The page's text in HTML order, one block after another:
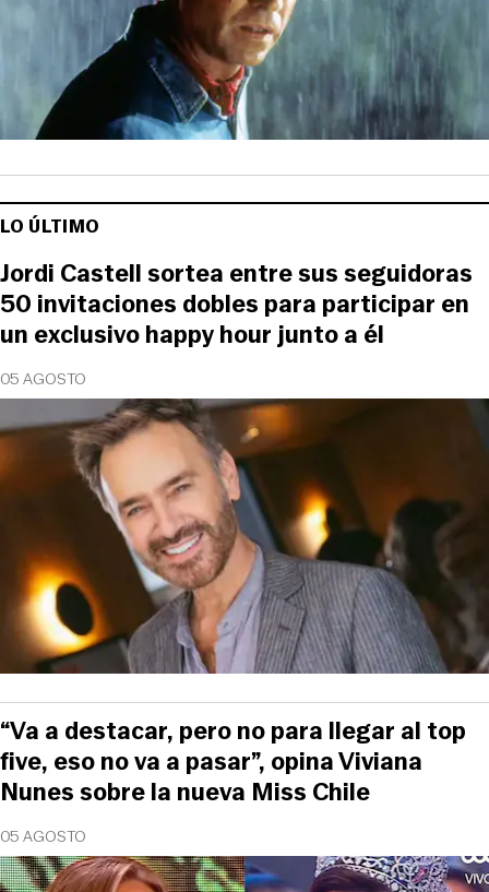
LO ÚLTIMO
05 AGOSTO
Jordi Castell sortea entre sus seguidoras
50 invitaciones dobles para participar en
un exclusivo happy hour junto a él
05 AGOSTO
“Va a destacar, pero no para llegar al top
five, eso no va a pasar”, opina Viviana
Nunes sobre la nueva Miss Chile